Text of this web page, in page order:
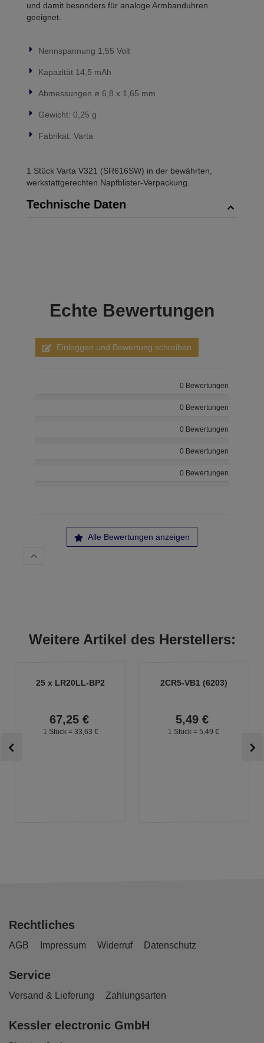
und damit besonders für analoge Armbanduhren
geeignet.
Nennspannung 1,55 Volt
Kapazität 14,5 mAh
Abmessungen ø 6,8 x 1,65 mm
Gewicht: 0,25 g
Fabrikat: Varta
1 Stück Varta V321 (SR616SW) in der bewährten,
werkstattgerechten Napfblister-Verpackung.
Technische Daten
Echte Bewertungen
Einloggen und Bewertung schreiben
0 Bewertungen
0 Bewertungen
0 Bewertungen
0 Bewertungen
0 Bewertungen
Alle Bewertungen anzeigen
Weitere Artikel des Herstellers:
25 x LR20LL-BP2
67,25 €
1 Stück = 33, 63 €
2CR5-VB1 (6203)
5,49 €
1 Stück = 5, 49 €
Rechtliches
AGB Impressum Widerruf Datenschutz
Service
Versand & Lieferung Zahlungsarten
Kessler electronic GmbH